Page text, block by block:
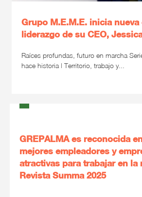
Grupo M.E.M.E. inicia
liderazgo de su CEO,
Raíces profundas, futuro en marcha
hace historia | Territorio, trabajo y...
GREPALMA es reconocida
mejores empleadores y
atractivas para trabajar en la
Revista Summa 2025